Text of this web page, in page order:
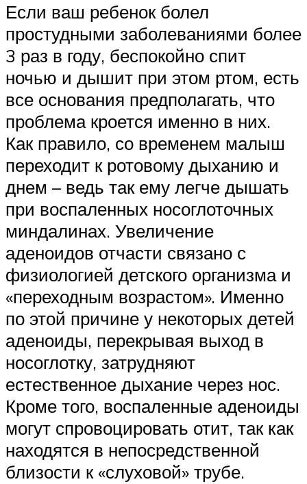
Если ваш ребенок болел
простудными заболеваниями более
3 раз в году, беспокойно спит
ночью и дышит при этом ртом, есть
все основания предполагать, что
проблема кроется именно в них.
Как правило, со временем малыш
переходит к ротовому дыханию и
днем – ведь так ему легче дышать
при воспаленных носоглоточных
миндалинах. Увеличение
аденоидов отчасти связано с
физиологией детского организма и
«переходным возрастом». Именно
по этой причине у некоторых детей
аденоиды, перекрывая выход в
носоглотку, затрудняют
естественное дыхание через нос.
Кроме того, воспаленные аденоиды
могут спровоцировать отит, так как
находятся в непосредственной
близости к «слуховой» трубе.